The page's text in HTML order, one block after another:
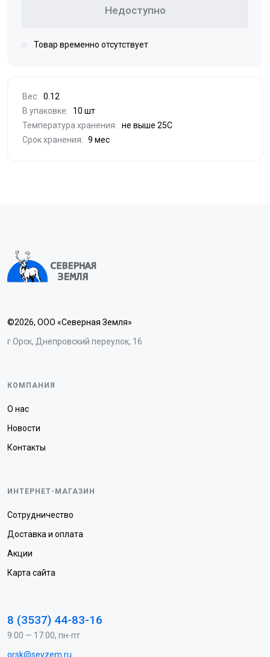
Недоступно
Товар временно отсутствует
Вес: 0.12
В упаковке:
10 шт
Температура хранения: не выше 25С
Срок хранения: 9 мес
©2026, ООО «Северная Земля»
г.Орск, Днепровский переулок, 16
КОМПАНИЯ
О нас
Новости
Контакты
ИНТЕРНЕТ-МАГАЗИН
Сотрудничество
Доставка и оплата
Акции
Карта сайта
8 (3537) 44-83-16
9:00 — 17:00, пн-пт
orsk@sevzem.ru